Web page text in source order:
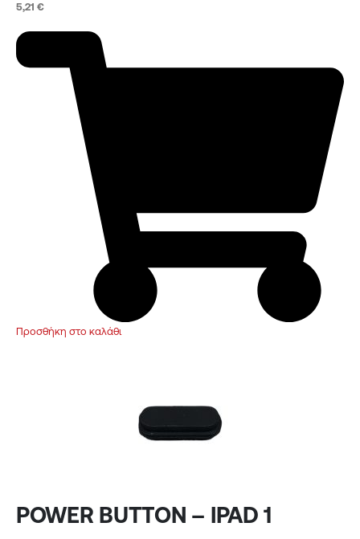
5,21 €
Προσθήκη στο καλάθι
POWER BUTTON – IPAD 1